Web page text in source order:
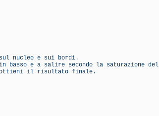
nucleo e sui bordi.
e a salire secondo la saturazione del
ottieni il risultato finale.